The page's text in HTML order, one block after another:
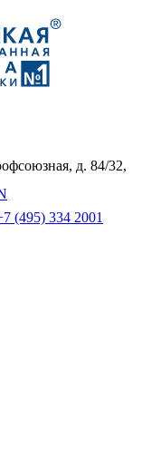
д. 84/32,
(495) 334 2001